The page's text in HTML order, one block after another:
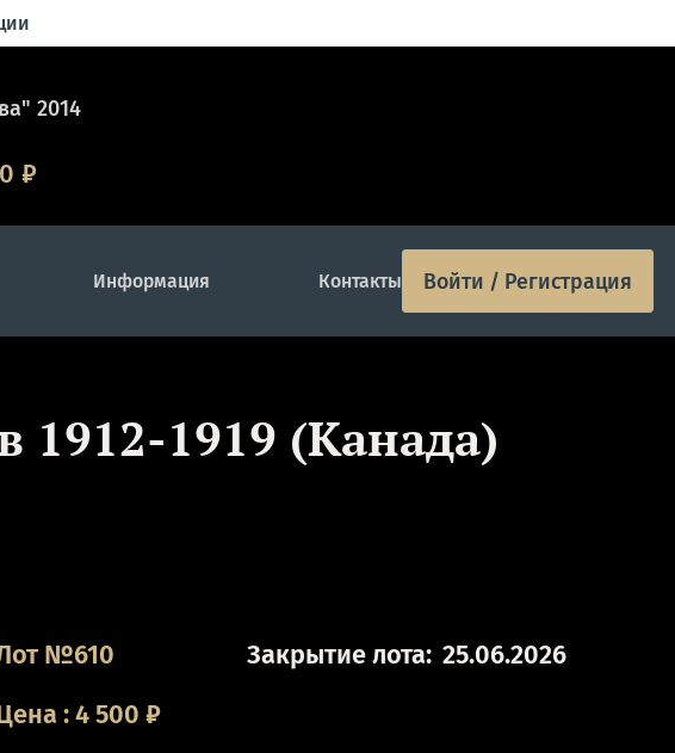
2014
₽
Информация Контакты Войти / Регистрация
1912-1919 (Канада)
№610 Закрытие лота: 25.06.2026
:4 500 ₽